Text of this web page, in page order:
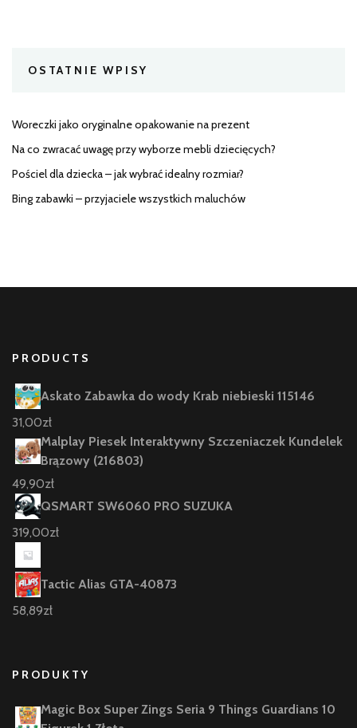
OSTATNIE WPISY
Woreczki jako oryginalne opakowanie na prezent
Na co zwracać uwagę przy wyborze mebli dziecięcych?
Pościel dla dziecka – jak wybrać idealny rozmiar?
Bing zabawki – przyjaciele wszystkich maluchów
PRODUCTS
Askato Zabawka do wody Krab niebieski 115146
31,00zł
Malplay Piesek Interaktywny Szczeniaczek Kundelek
Brązowy (216803)
49,90zł
QSMART SW6060 PRO SUZUKA
319,00zł
Tactic Alias GTA-40873
58,89zł
PRODUKTY
Magic Box Super Zings Seria 9 Things Guardians 10